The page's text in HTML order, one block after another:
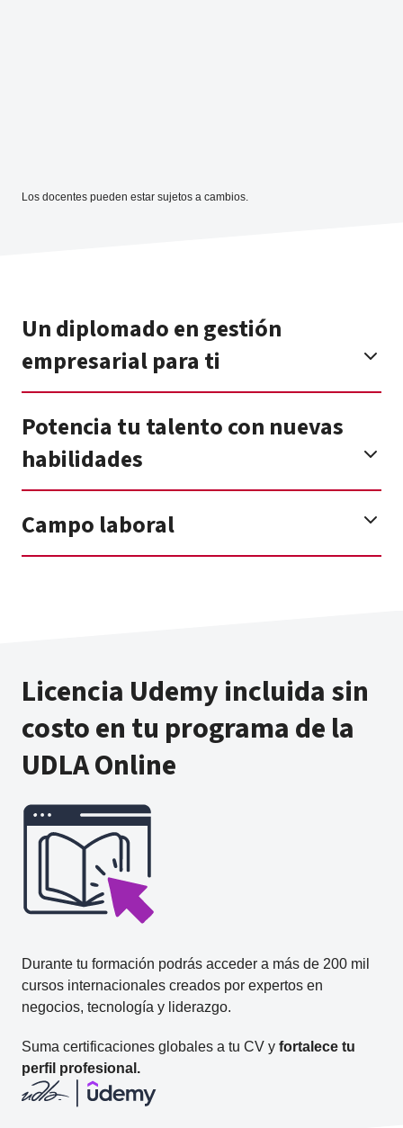
Los docentes pueden estar sujetos a cambios.
Un diplomado en gestión
empresarial para ti
Potencia tu talento con nuevas
habilidades
Campo laboral
Licencia Udemy incluida sin
costo en tu programa de la
UDLA Online
Durante tu formación podrás acceder a más de 200 mil
cursos internacionales creados por expertos en
negocios, tecnología y liderazgo.
Suma certificaciones globales a tu CV y fortalece tu
perfil profesional.